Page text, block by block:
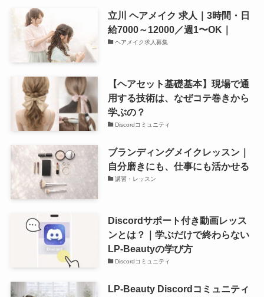
立川 ヘアメイク 求人｜3時間・日
給7000～12000／週1〜OK｜
ヘアメイク求人募集
【ヘアセット基礎基本】現場で通
用する技術は、なぜコテ巻きから
学ぶの？
Discordコミュニティ
ブランディングメイクレッスン｜
自分磨きにも、仕事にも活かせる
講習・レッスン
Discordサポート付き動画レッス
ンとは？｜学ぶだけで終わらない
LP-Beautyの学び方
Discordコミュニティ
LP-Beauty Discordコミュニティ